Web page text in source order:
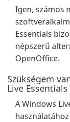
Igen, számos
Essentials
népszerű
OpenOffice.
Szükségem
Live
A Windows